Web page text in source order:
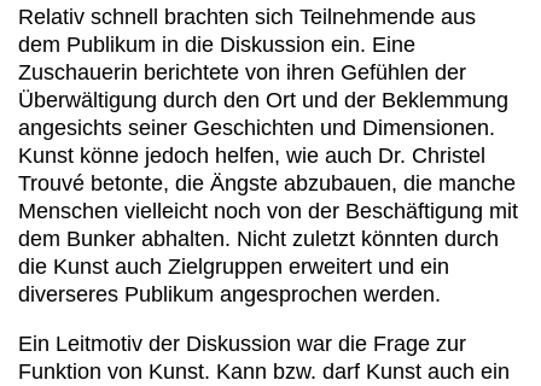
Relativ schnell brachten sich Teilnehmende aus
dem Publikum in die Diskussion ein. Eine
Zuschauerin berichtete von ihren Gefühlen der
Überwältigung durch den Ort und der Beklemmung
angesichts seiner Geschichten und Dimensionen.
Kunst könne jedoch helfen, wie auch Dr. Christel
Trouvé betonte, die Ängste abzubauen, die manche
Menschen vielleicht noch von der Beschäftigung mit
dem Bunker abhalten. Nicht zuletzt könnten durch
die Kunst auch Zielgruppen erweitert und ein
diverseres Publikum angesprochen werden.
Ein Leitmotiv der Diskussion war die Frage zur
Funktion von Kunst. Kann bzw. darf Kunst auch ein